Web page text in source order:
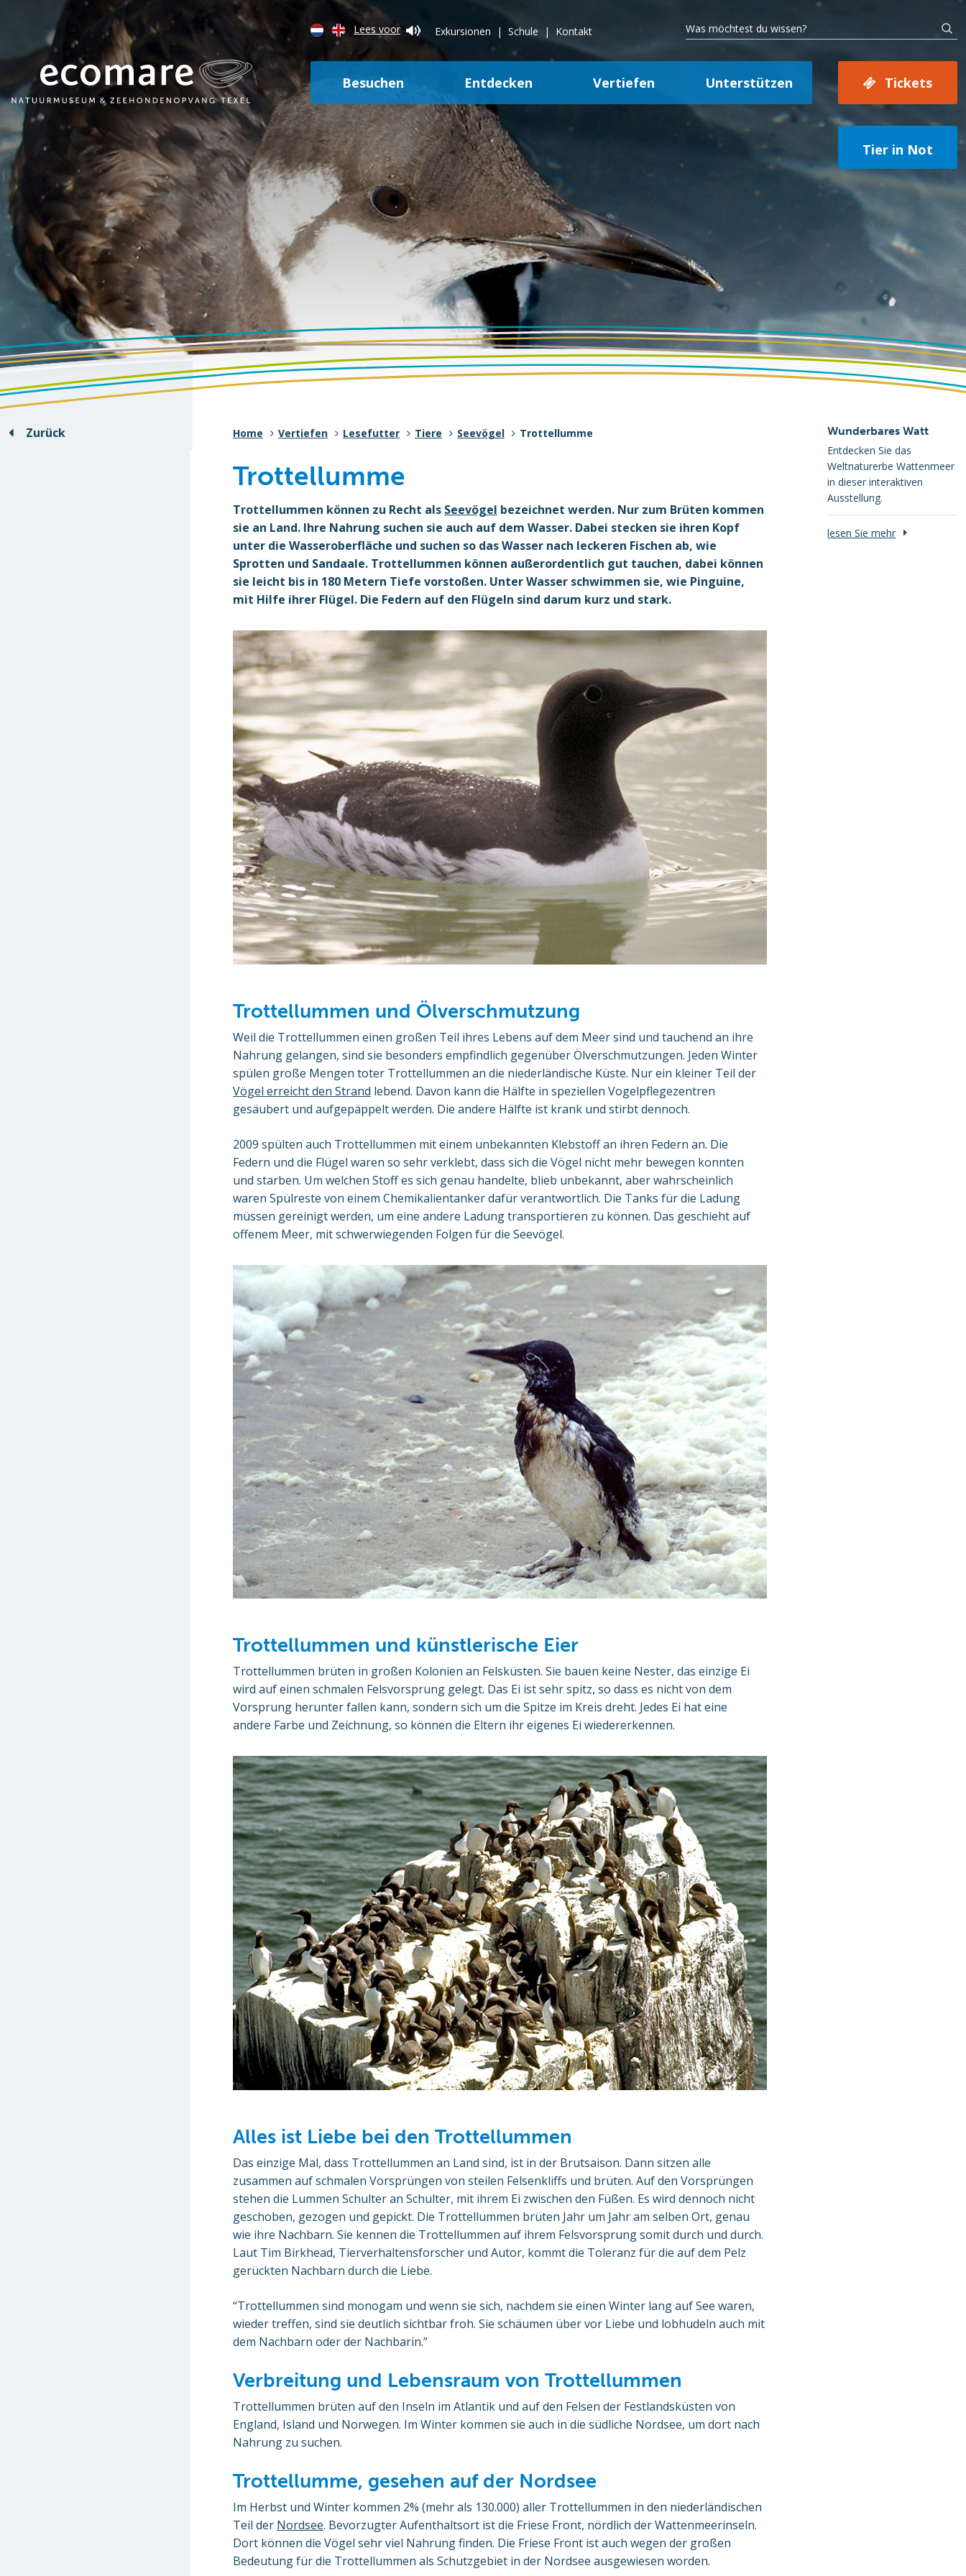
Lees voor Exkursionen Schule Kontakt
Besuchen Entdecken Vertiefen Unterstützen Tickets
Tier in Not
Zurück Home Vertiefen Lesefutter Tiere Seevögel Trottellumme
Trottellumme
Trottellummen können zu Recht als Seevögel bezeichnet werden. Nur zum Brüten kommen
sie an Land. Ihre Nahrung suchen sie auch auf dem Wasser. Dabei stecken sie ihren Kopf
unter die Wasseroberfläche und suchen so das Wasser nach leckeren Fischen ab, wie
Sprotten und Sandaale. Trottellummen können außerordentlich gut tauchen, dabei können
sie leicht bis in 180 Metern Tiefe vorstoßen. Unter Wasser schwimmen sie, wie Pinguine,
mit Hilfe ihrer Flügel. Die Federn auf den Flügeln sind darum kurz und stark.
Trottellummen und Ölverschmutzung
Weil die Trottellummen einen großen Teil ihres Lebens auf dem Meer sind und tauchend an ihre
Nahrung gelangen, sind sie besonders empfindlich gegenüber Ölverschmutzungen. Jeden Winter
spülen große Mengen toter Trottellummen an die niederländische Küste. Nur ein kleiner Teil der
Vögel erreicht den Strand lebend. Davon kann die Hälfte in speziellen Vogelpflegezentren
gesäubert und aufgepäppelt werden. Die andere Hälfte ist krank und stirbt dennoch.
2009 spülten auch Trottellummen mit einem unbekannten Klebstoff an ihren Federn an. Die
Federn und die Flügel waren so sehr verklebt, dass sich die Vögel nicht mehr bewegen konnten
und starben. Um welchen Stoff es sich genau handelte, blieb unbekannt, aber wahrscheinlich
waren Spülreste von einem Chemikalientanker dafür verantwortlich. Die Tanks für die Ladung
müssen gereinigt werden, um eine andere Ladung transportieren zu können. Das geschieht auf
offenem Meer, mit schwerwiegenden Folgen für die Seevögel.
Trottellummen und künstlerische Eier
Trottellummen brüten in großen Kolonien an Felsküsten. Sie bauen keine Nester, das einzige Ei
wird auf einen schmalen Felsvorsprung gelegt. Das Ei ist sehr spitz, so dass es nicht von dem
Vorsprung herunter fallen kann, sondern sich um die Spitze im Kreis dreht. Jedes Ei hat eine
andere Farbe und Zeichnung, so können die Eltern ihr eigenes Ei wiedererkennen.
Alles ist Liebe bei den Trottellummen
Das einzige Mal, dass Trottellummen an Land sind, ist in der Brutsaison. Dann sitzen alle
zusammen auf schmalen Vorsprüngen von steilen Felsenkliffs und brüten. Auf den Vorsprüngen
stehen die Lummen Schulter an Schulter, mit ihrem Ei zwischen den Füßen. Es wird dennoch nicht
geschoben, gezogen und gepickt. Die Trottellummen brüten Jahr um Jahr am selben Ort, genau
wie ihre Nachbarn. Sie kennen die Trottellummen auf ihrem Felsvorsprung somit durch und durch.
Laut Tim Birkhead, Tierverhaltensforscher und Autor, kommt die Toleranz für die auf dem Pelz
gerückten Nachbarn durch die Liebe.
“Trottellummen sind monogam und wenn sie sich, nachdem sie einen Winter lang auf See waren,
wieder treffen, sind sie deutlich sichtbar froh. Sie schäumen über vor Liebe und lobhudeln auch mit
dem Nachbarn oder der Nachbarin.”
Verbreitung und Lebensraum von Trottellummen
Trottellummen brüten auf den Inseln im Atlantik und auf den Felsen der Festlandsküsten von
England, Island und Norwegen. Im Winter kommen sie auch in die südliche Nordsee, um dort nach
Nahrung zu suchen.
Trottellumme, gesehen auf der Nordsee
Im Herbst und Winter kommen 2% (mehr als 130.000) aller Trottellummen in den niederländischen
Teil der Nordsee. Bevorzugter Aufenthaltsort ist die Friese Front, nördlich der Wattenmeerinseln.
Dort können die Vögel sehr viel Nahrung finden. Die Friese Front ist auch wegen der großen
Bedeutung für die Trottellummen als Schutzgebiet in der Nordsee ausgewiesen worden.
Wunderbares Watt
Entdecken Sie das
Weltnaturerbe Wattenmeer
in dieser interaktiven
Ausstellung.
lesen Sie mehr